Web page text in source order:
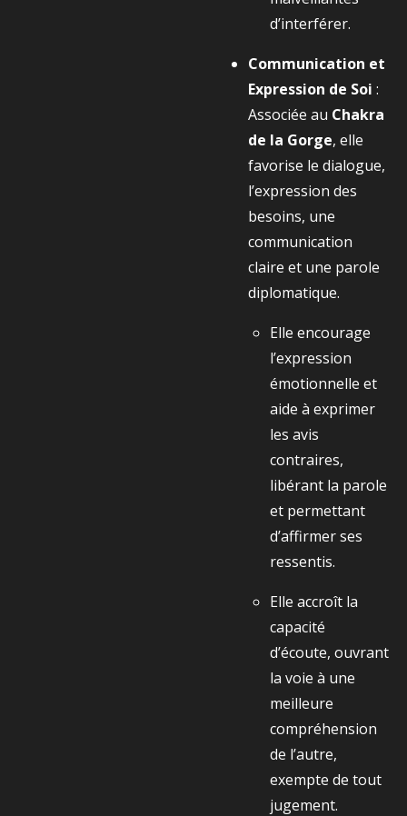
d’interférer.
Communication et
Expression de Soi :
Associée au Chakra
de la Gorge, elle
favorise le dialogue,
l’expression des
besoins, une
communication
claire et une parole
diplomatique.
Elle encourage
l’expression
émotionnelle et
aide à exprimer
les avis
contraires,
libérant la parole
et permettant
d’affirmer ses
ressentis.
Elle accroît la
capacité
d’écoute, ouvrant
la voie à une
meilleure
compréhension
de l’autre,
exempte de tout
jugement.